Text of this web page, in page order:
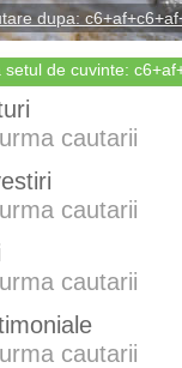
dupa:
de cuvinte:
cautarii
cautarii
cautarii
cautarii